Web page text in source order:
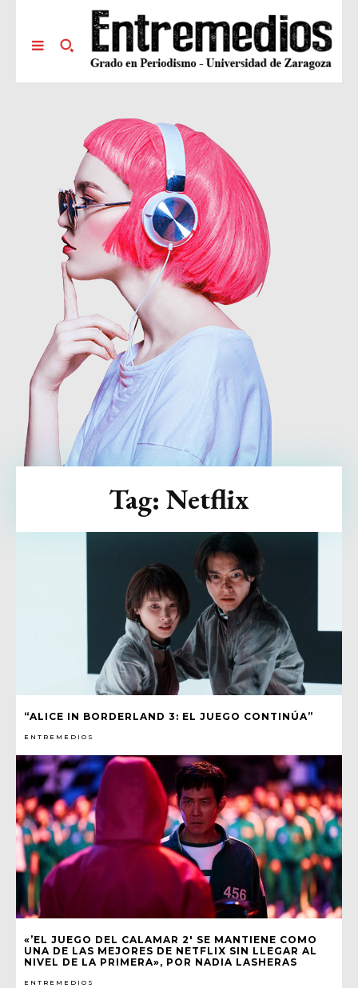
“ALICE IN BORDERLAND 3: EL JUEGO CONTINÚA”
ENTREMEDIOS
«’EL JUEGO DEL CALAMAR 2′ SE MANTIENE COMO
UNA DE LAS MEJORES DE NETFLIX SIN LLEGAR AL
NIVEL DE LA PRIMERA», POR NADIA LASHERAS
ENTREMEDIOS
Tag: Netflix